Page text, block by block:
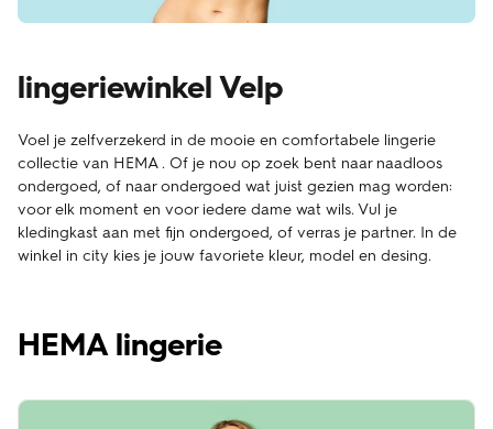
lingeriewinkel Velp
Voel je zelfverzekerd in de mooie en comfortabele lingerie
collectie van HEMA . Of je nou op zoek bent naar naadloos
ondergoed, of naar ondergoed wat juist gezien mag worden:
voor elk moment en voor iedere dame wat wils. Vul je
kledingkast aan met fijn ondergoed, of verras je partner. In de
winkel in city kies je jouw favoriete kleur, model en desing.
HEMA lingerie